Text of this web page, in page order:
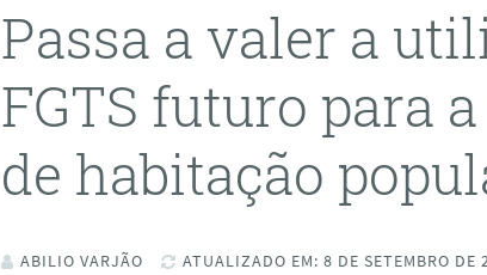
Passa a valer a
FGTS futuro para
de habitação
ABILIO VARJÃO ATUALIZADO EM: 8 DE SETEMBRO DE